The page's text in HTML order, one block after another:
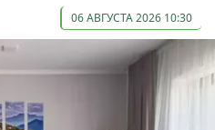
06 АВГУСТА 2026 10:30